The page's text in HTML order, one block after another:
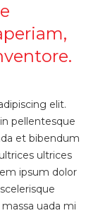
elit.
pellentesque
et bibendum
ultrices
ipsum dolor
uada mi